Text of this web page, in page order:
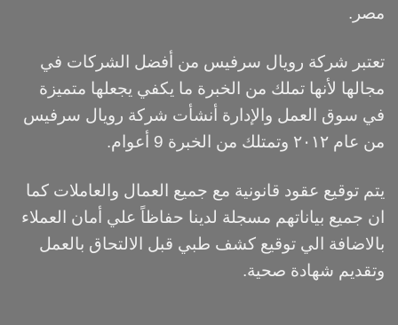
مصر.
تعتبر شركة رويال سرفيس من أفضل الشركات في
مجالها لأنها تملك من الخبرة ما يكفي يجعلها متميزة
في سوق العمل والإدارة أنشأت شركة رويال سرفيس
من عام ٢٠١٢ وتمتلك من الخبرة 9 أعوام.
يتم توقيع عقود قانونية مع جميع العمال والعاملات كما
ان جميع بياناتهم مسجلة لدينا حفاظاً علي أمان العملاء
بالاضافة الي توقيع كشف طبي قبل الالتحاق بالعمل
وتقديم شهادة صحية.